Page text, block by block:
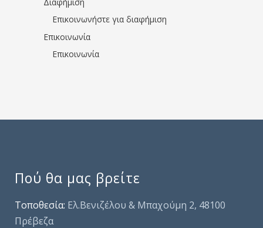
Επικοινωνήστε για διαφήμιση
Επικοινωνία
Επικοινωνία
Πού θα μας βρείτε
Τοποθεσία: Ελ.Βενιζέλου & Μπαχούμη 2, 48100
Πρέβεζα